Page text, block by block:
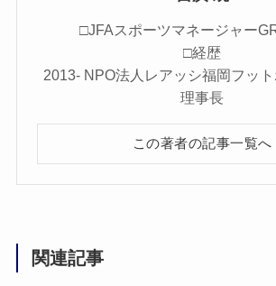
□JFAスポーツマネージャー
□経歴
2013- NPO法人レアッシ福岡フッ
理事長
この著者の記事一覧へ
関連記事